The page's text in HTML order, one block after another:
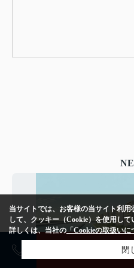
当サイトでは、お客様の当サイト利
して、クッキー（Cookie）を使用して
詳しくは、当社の「Cookieの取扱いに
閉